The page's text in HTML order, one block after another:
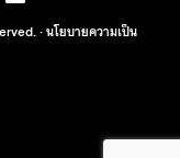
·นโยบายความเป็น